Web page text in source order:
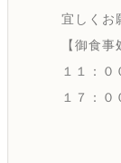
宜しくお
【御食
１１：
１７：